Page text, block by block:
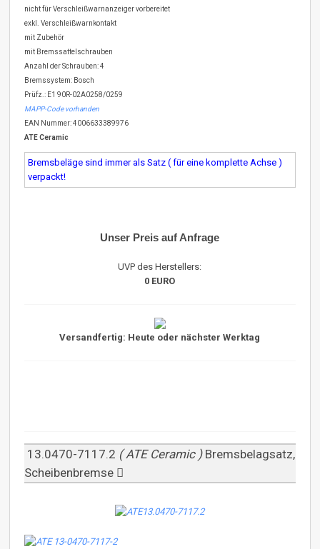
nicht für Verschleißwarnanzeiger vorbereitet
exkl. Verschleißwarnkontakt
mit Zubehör
mit Bremssattelschrauben
Anzahl der Schrauben: 4
Bremssystem: Bosch
Prüfz.: E1 90R-02A0258/0259
MAPP-Code vorhanden
EAN Nummer: 4006633389976
ATE Ceramic
Bremsbeläge sind immer als Satz ( für eine komplette Achse )
verpackt!
Unser Preis auf Anfrage
UVP des Herstellers:
0 EURO
Versandfertig: Heute oder nächster Werktag
13.0470-7117.2 ( ATE Ceramic ) Bremsbelagsatz,
Scheibenbremse